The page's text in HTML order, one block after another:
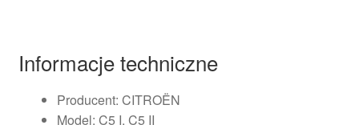
Informacje techniczne
Producent: CITROËN
Model: C5 I, C5 II